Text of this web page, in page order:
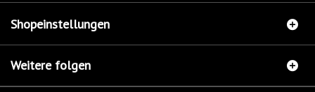
Shopeinstellungen
Weitere folgen